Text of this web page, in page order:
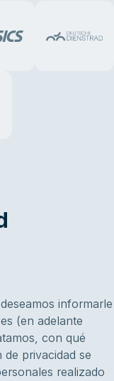
informarle
(en adelante
con qué
privacidad se
realizado